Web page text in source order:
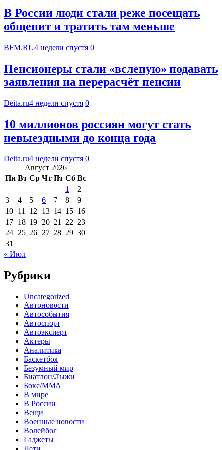
В России люди стали реже посещать
общепит и тратить там меньше
BFM.RU4 недели спустя 0
Пенсионеры стали «вслепую» подавать
заявления на перерасчёт пенсии
Deita.ru4 недели спустя 0
10 миллионов россиян могут стать
невыездными до конца года
Deita.ru4 недели спустя 0
Август 2026
Пн Вт Ср Чт Пт Сб Вс
1
2
3
4 5 6 7 8
9
10 11 12 13 14 15 16
17 18 19 20 21 22 23
24 25 26 27 28 29 30
31
« Июл
Рубрики
Uncategorized
Автоновости
Автособытия
Автоспорт
Автоэксперт
Актеры
Аналитика
Баскетбол
Безумный мир
Биатлон/Лыжи
Бокс/MMA
В мире
В России
Вещи
Военные новости
Волейбол
Гаджеты
Дети